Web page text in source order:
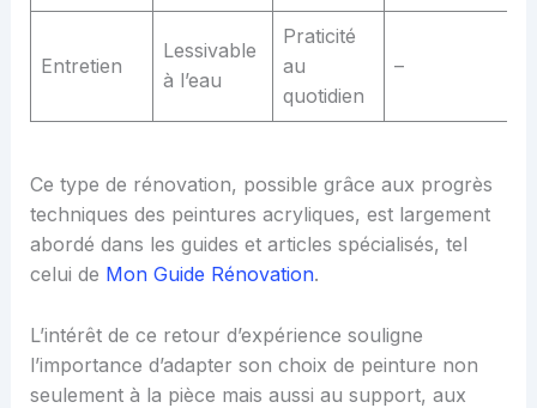
Entretien
Lessivable
à l’eau
Praticité
au
quotidien
–
Ce type de rénovation, possible grâce aux progrès
techniques des peintures acryliques, est largement
abordé dans les guides et articles spécialisés, tel
celui de Mon Guide Rénovation.
L’intérêt de ce retour d’expérience souligne
l’importance d’adapter son choix de peinture non
seulement à la pièce mais aussi au support, aux